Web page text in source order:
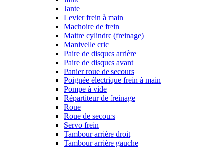
Jante
Levier frein à main
Machoire de frein
Maitre cylindre (freinage)
Manivelle cric
Paire de disques arrière
Paire de disques avant
Panier roue de secours
Poignée électrique frein à main
Pompe à vide
Répartiteur de freinage
Roue
Roue de secours
Servo frein
Tambour arrière droit
Tambour arrière gauche